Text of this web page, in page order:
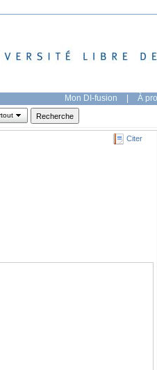
Mon DI-fusion | À
Citer